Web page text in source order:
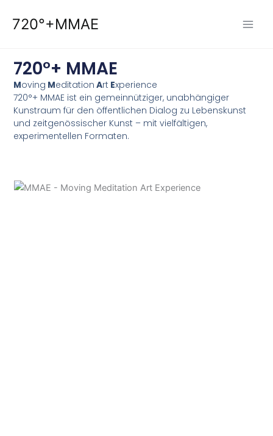
Inhalt720°+MMAE
720°+ MMAE
Moving Meditation Art Experience
720°+ MMAE ist ein gemeinnütziger, unabhängiger
Kunstraum für den öffentlichen Dialog zu Lebenskunst
und zeitgenössischer Kunst – mit vielfältigen,
experimentellen Formaten.